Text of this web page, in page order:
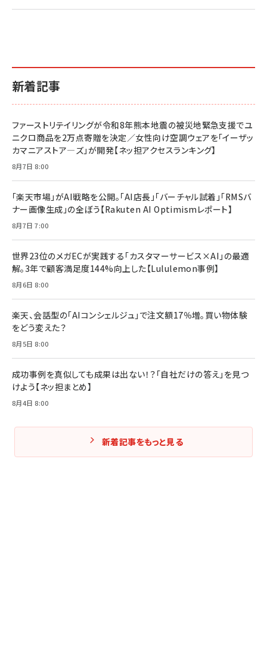
2億円を売り上げたプロが教える note×AI 最強の
小さな会社は戦略が9割
￥1,815
マーケティングの真実 P&G・グリコで学んだ失敗
￥2,200
anan(アンアン)2026/07/01号 No.2501[魅せる
anan(アンアン)2026/06/24号 No.2500増刊
anan(アンアン)2026/07/08号 No.2502[2026
年後半、あなたの恋と運命／山田涼介]
￥880
ママ投資家が育休中に１億貯めた株式投資
￥1,870
￥1,980
ベインキャピタル 企業価値向上力の秘密
ルな本質」
￥2,750
フィードバック経営 「沈黙の組織」から「高め合う
Amazonランキングをもっと見る
新着記事
ファーストリテイリングが令和8年熊本地震の被災地緊急支援でユ
ニクロ商品を2万点寄贈を決定／女性向け空調ウェアを「イーザッ
カマニアストア―ズ」が開発【ネッ担アクセスランキング】
8月7日 8:00
「楽天市場」がAI戦略を公開。「AI店長」「バーチャル試着」「RMSバ
ナー画像生成」の全ぼう【Rakuten AI Optimismレポート】
8月7日 7:00
世界23位のメガECが実践する「カスタマーサービス×AI」の最適
解。3年で顧客満足度144%向上した【Lululemon事例】
8月6日 8:00
楽天、会話型の「AIコンシェルジュ」で注文額17％増。買い物体験
をどう変えた？
8月5日 8:00
成功事例を真似しても成果は出ない！？「自社だけの答え」を見つ
けよう【ネッ担まとめ】
8月4日 8:00
新着記事をもっと見る